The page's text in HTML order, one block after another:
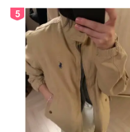
5